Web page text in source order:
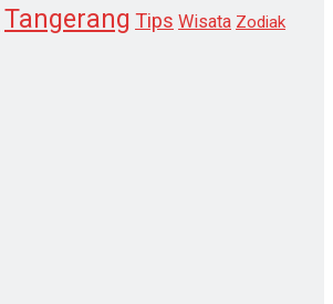
Tangerang Tips Wisata Zodiak